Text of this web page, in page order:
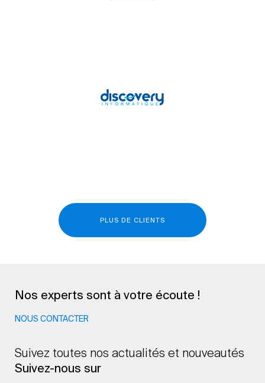
PLUS DE CLIENTS
Nos experts sont à votre écoute !
NOUS CONTACTER
Suivez toutes nos actualités et nouveautés
Suivez-nous sur